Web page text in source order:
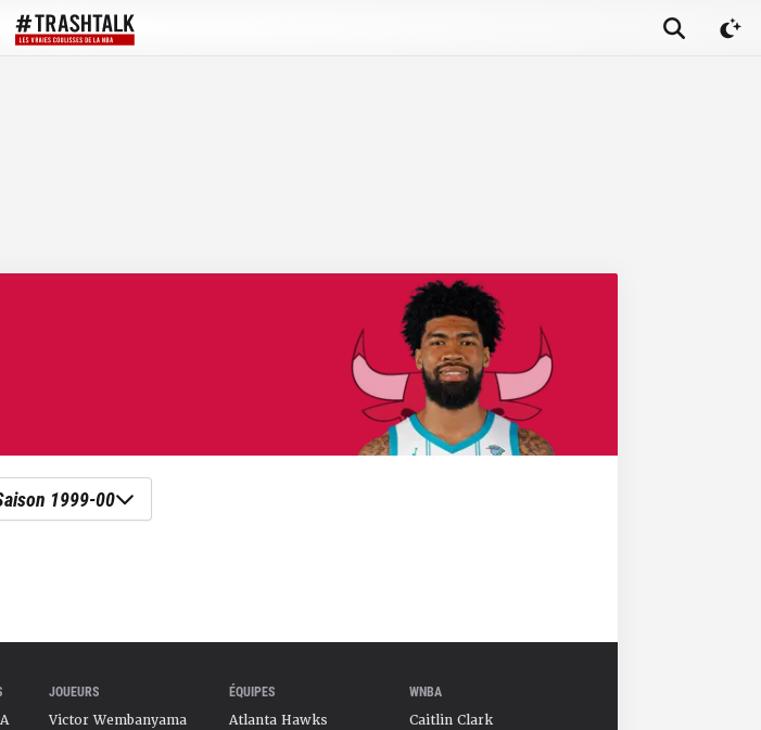
1999-00
JOUEURS
Victor Wembanyama
ÉQUIPES
Atlanta Hawks
WNBA
Caitlin Clark